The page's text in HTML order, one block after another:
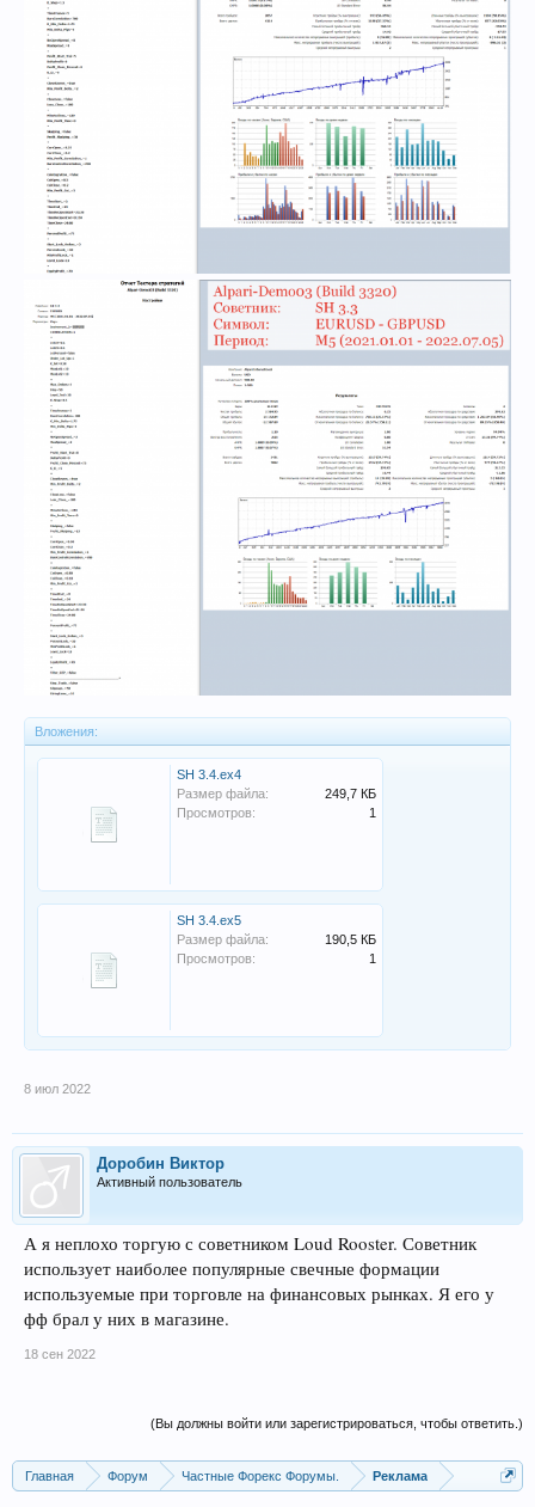
Вложения:
SH 3.4.ex4
Размер файла:
249,7 КБ
Просмотров:
1
SH 3.4.ex5
Размер файла:
190,5 КБ
Просмотров:
1
8 июл 2022
Доробин Виктор
Активный пользователь
А я неплохо торгую с советником Loud Rooster. Советник
использует наиболее популярные свечные формации
используемые при торговле на финансовых рынках. Я его у
фф брал у них в магазине.
18 сен 2022
(Вы должны войти или зарегистрироваться, чтобы ответить.)
Главная Форум Частные Форекс Форумы. Реклама